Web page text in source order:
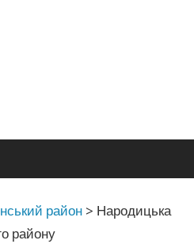
район > Народицька
району